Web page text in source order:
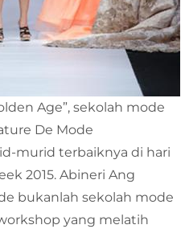
Age”, sekolah mode
De Mode
murid terbaiknya di hari
2015. Abineri Ang
bukanlah sekolah mode
yang melatih